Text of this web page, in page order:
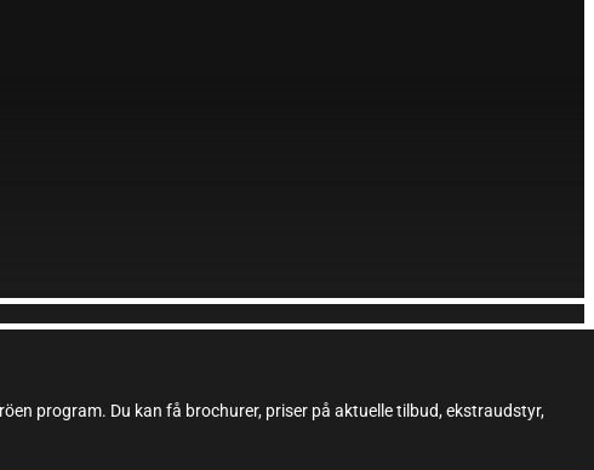
program. Du kan få brochurer, priser på aktuelle tilbud, ekstraudstyr,